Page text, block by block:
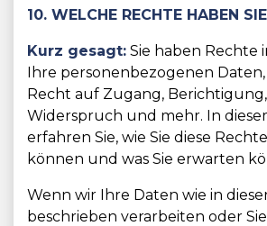
10. WELCHE RECHTE HABEN
Kurz gesagt: Sie haben Rechte
Ihre personenbezogenen
Recht auf Zugang,
Widerspruch und mehr. In
erfahren Sie, wie Sie diese
können und was Sie erwarten
Wenn wir Ihre Daten wie in
beschrieben verarbeiten oder